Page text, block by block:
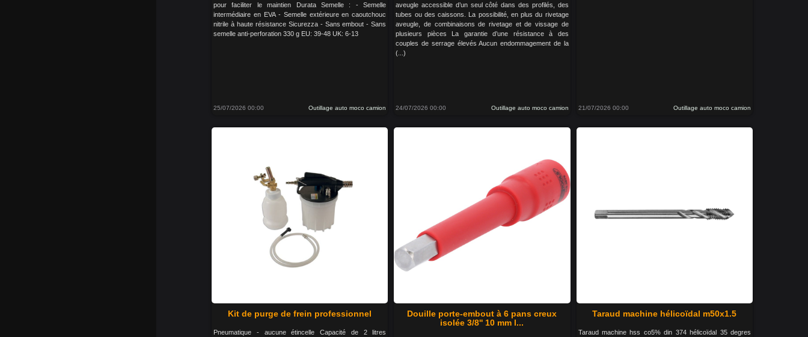
pour faciliter le maintien Durata Semelle : - Semelle
intermédiaire en EVA - Semelle extérieure en caoutchouc
nitrile à haute résistance Sicurezza - Sans embout - Sans
semelle anti-perforation 330 g EU: 39-48 UK: 6-13
25/07/2026 00:00 Outillage auto moco camion
aveugle accessible d’un seul côté dans des profilés, des
tubes ou des caissons. La possibilité, en plus du rivetage
aveugle, de combinaisons de rivetage et de vissage de
plusieurs pièces La garantie d’une résistance à des
couples de serrage élevés Aucun endommagement de la
(...)
24/07/2026 00:00 Outillage auto moco camion 21/07/2026 00:00 Outillage auto moco camion
Kit de purge de frein professionnel
Pneumatique - aucune étincelle Capacité de 2 litres
Douille porte-embout à 6 pans creux
isolée 3/8'' 10 mm l...
Taraud machine hélicoïdal m50x1.5
Taraud machine hss co5% din 374 hélicoïdal 35 degres